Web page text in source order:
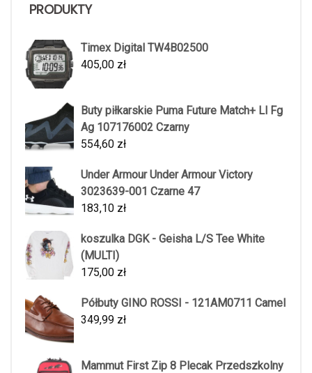
PRODUKTY
Timex Digital TW4B02500
405,00 zł
Buty piłkarskie Puma Future Match+ Ll Fg
Ag 107176002 Czarny
554,60 zł
Under Armour Under Armour Victory
3023639-001 Czarne 47
183,10 zł
koszulka DGK - Geisha L/S Tee White
(MULTI)
175,00 zł
Półbuty GINO ROSSI - 121AM0711 Camel
349,99 zł
Mammut First Zip 8 Plecak Przedszkolny